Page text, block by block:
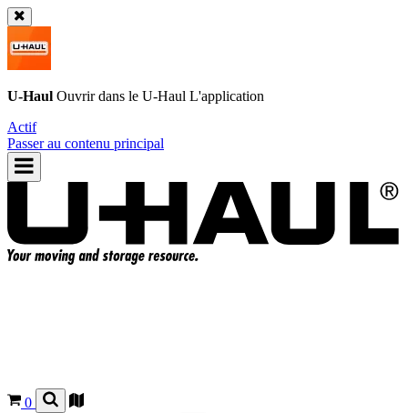
U-Haul Ouvrir dans le U-Haul L'application
Actif
Passer au contenu principal
0